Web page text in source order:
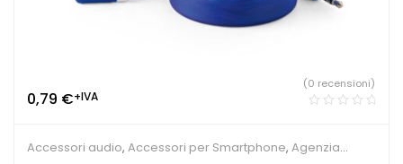
0,79 €+IVA
(0 recensioni)
Accessori audio, Accessori per Smartphone, Agenzia